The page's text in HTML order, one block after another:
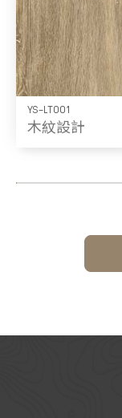
YS-LT001
木紋設計